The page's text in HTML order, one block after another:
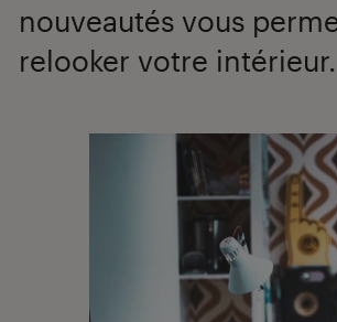
nouveautés vous
relooker votre intérieur.